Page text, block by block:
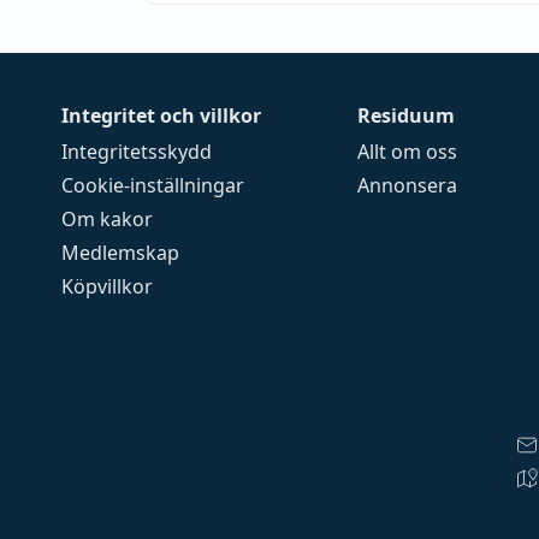
Integritet och villkor
Integritetsskydd
Cookie-inställningar
Om kakor
Medlemskap
Köpvillkor
Residuum
Allt om oss
Annonsera